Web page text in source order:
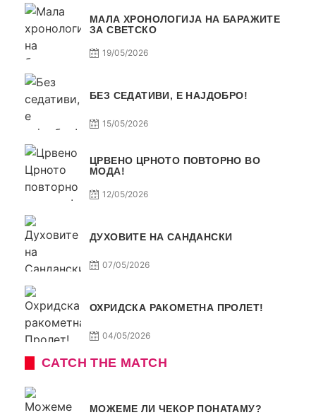
МАЛА ХРОНОЛОГИЈА НА БАРАЖИТЕ
ЗА СВЕТСКО
19/05/2026
БЕЗ СЕДАТИВИ, Е НАЈДОБРО!
15/05/2026
ЦРВЕНО ЦРНОТО ПОВТОРНО ВО
МОДА!
12/05/2026
ДУХОВИТЕ НА САНДАНСКИ
07/05/2026
ОХРИДСКА РАКОМЕТНА ПРОЛЕТ!
04/05/2026
CATCH THE MATCH
МОЖЕМЕ ЛИ ЧЕКОР ПОНАТАМУ?